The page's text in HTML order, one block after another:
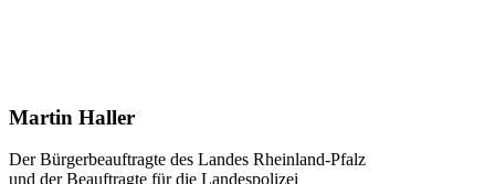
Martin Haller
Der Bürgerbeauftragte des Landes Rheinland-Pfalz
und der Beauftragte für die Landespolizei